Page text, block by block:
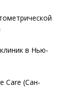
в Нью-
Care (Сан-